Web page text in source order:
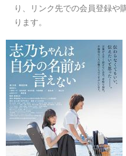
り、リンク先での会員登録や
ります。